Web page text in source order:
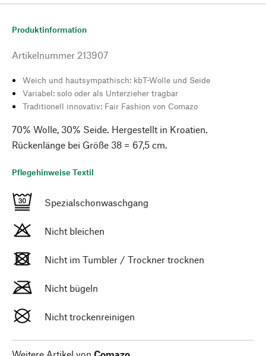
Produktinformation
Artikelnummer 213907
Weich und hautsympathisch: kbT-Wolle und Seide
Variabel: solo oder als Unterzieher tragbar
Traditionell innovativ: Fair Fashion von Comazo
70% Wolle, 30% Seide. Hergestellt in Kroatien.
Rückenlänge bei Größe 38 = 67,5 cm.
Pflegehinweise Textil
Spezialschonwaschgang
Nicht bleichen
Nicht im Tumbler / Trockner trocknen
Nicht bügeln
Nicht trockenreinigen